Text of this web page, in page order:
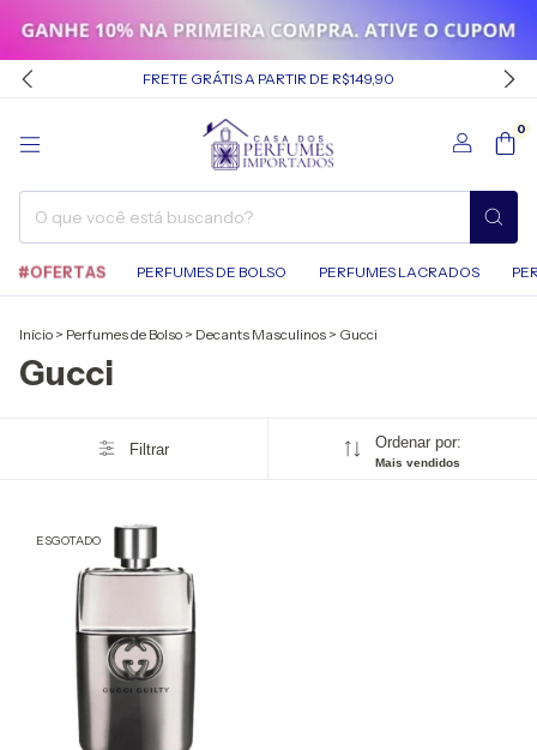
FRETE GRÁTIS A PARTIR DE R$149,90
0
#OFERTAS PERFUMES DE BOLSO PERFUMES LACRADOS
Início > Perfumes de Bolso > Decants Masculinos > Gucci
Gucci
Filtrar Ordenar por:
Mais vendidos
ESGOTADO